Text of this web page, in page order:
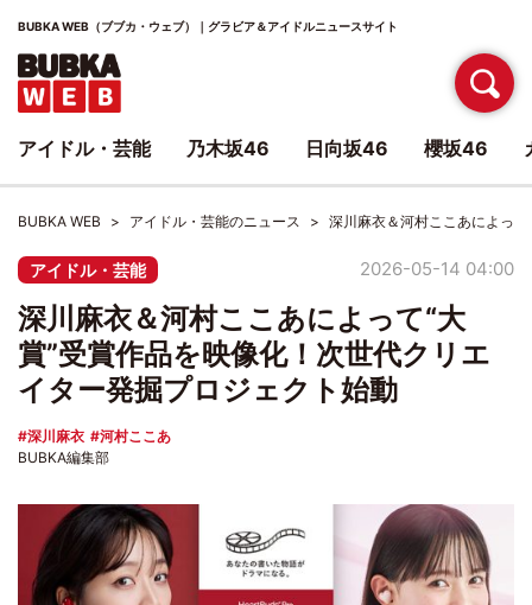
BUBKA WEB（ブブカ・ウェブ）｜グラビア＆アイドルニュースサイト
BUBKA WEB アイドル・芸能のニュース 深川麻衣＆河村ここあによっ
アイドル・芸能 2026-05-14 04:00
深川麻衣＆河村ここあによって“大
賞”受賞作品を映像化！次世代クリエ
イター発掘プロジェクト始動
深川麻衣
河村ここあ
BUBKA編集部
アイドル・芸能 乃木坂46 日向坂46 櫻坂46